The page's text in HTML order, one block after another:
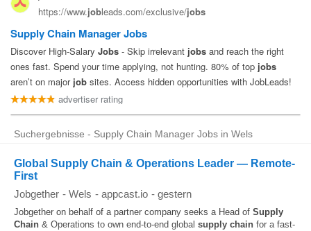
Suchergebnisse - Supply Chain Manager Jobs in Wels
Global Supply Chain & Operations Leader — Remote-
First
Jobgether - Wels - appcast.io - gestern
Jobgether on behalf of a partner company seeks a Head of Supply
Chain & Operations to own end-to-end global supply chain for a fast-